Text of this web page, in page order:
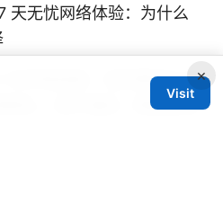
天无忧网络体验：为什么
终极指南，轻松畅游大湾
私、海外漫游、数据管理
×
Visit